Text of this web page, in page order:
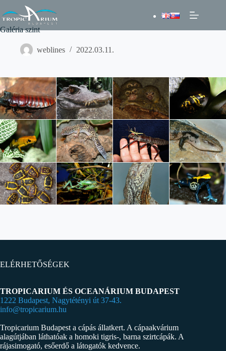
to
content
Galéria szint
weblines 2022.03.11.
ELÉRHETŐSÉGEK
TROPICARIUM ÉS OCEANÁRIUM BUDAPEST
1222 Budapest, Nagytétényi út 37-43.
info@tropicarium.hu
Tropicarium Budapest a cápás állatkert. A cápaakvárium
alagútjában láthatóak a homoki tigris-, barna szirtcápák. A
rájasimogató, esőerdő a látogatók kedvence.